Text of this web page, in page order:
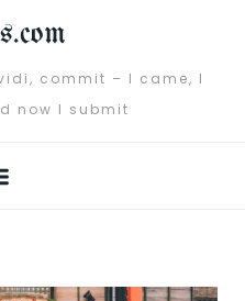
commit – I came, I
now I submit